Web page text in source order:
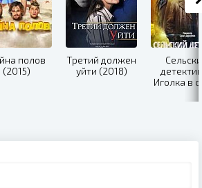
полов
(2015)
Третий должен
уйти (2018)
Иголка в